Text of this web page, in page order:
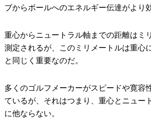
ブからボールへのエネルギー伝達がより
重心からニュートラル軸までの距離はミ
測定されるが、このミリメートルは重心
と同じく重要なのだ。
多くのゴルフメーカーがスピードや寛容
ているが、それはつまり、重心とニュー
に他ならない。